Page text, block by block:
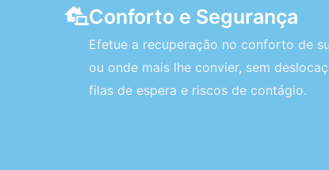
Conforto e Segurança
Efetue a recuperação no conforto de
ou onde mais lhe convier, sem
filas de espera e riscos de contágio.